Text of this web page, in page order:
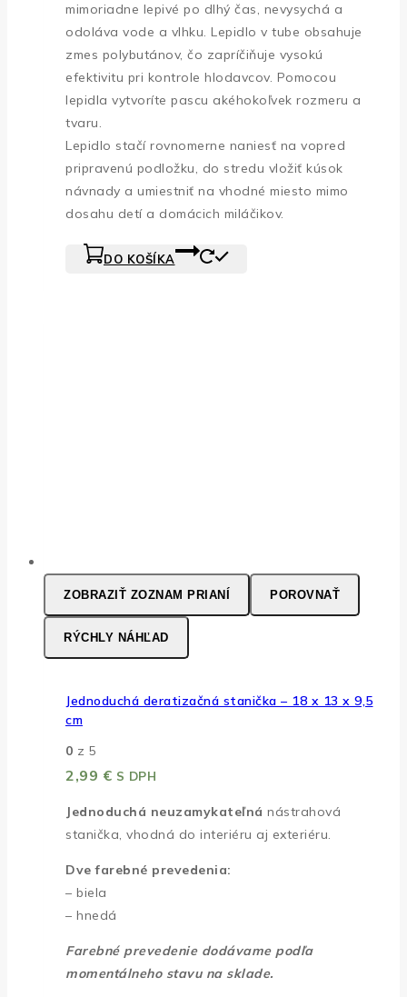
mimoriadne lepivé po dlhý čas, nevysychá a
odoláva vode a vlhku. Lepidlo v tube obsahuje
zmes polybutánov, čo zapríčiňuje vysokú
efektivitu pri kontrole hlodavcov. Pomocou
lepidla vytvoríte pascu akéhokoľvek rozmeru a
tvaru.
Lepidlo stačí rovnomerne naniesť na vopred
pripravenú podložku, do stredu vložiť kúsok
návnady a umiestniť na vhodné miesto mimo
dosahu detí a domácich miláčikov.
DO KOŠÍKA
ZOBRAZIŤ ZOZNAM PRIANÍ POROVNAŤ
RÝCHLY NÁHĽAD
Jednoduchá deratizačná stanička – 18 x 13 x 9,5
cm
0 z 5
2,99 € S DPH
Jednoduchá neuzamykateľná nástrahová
stanička, vhodná do interiéru aj exteriéru.
Dve farebné prevedenia:
– biela
– hnedá
Farebné prevedenie dodávame podľa
momentálneho stavu na sklade.